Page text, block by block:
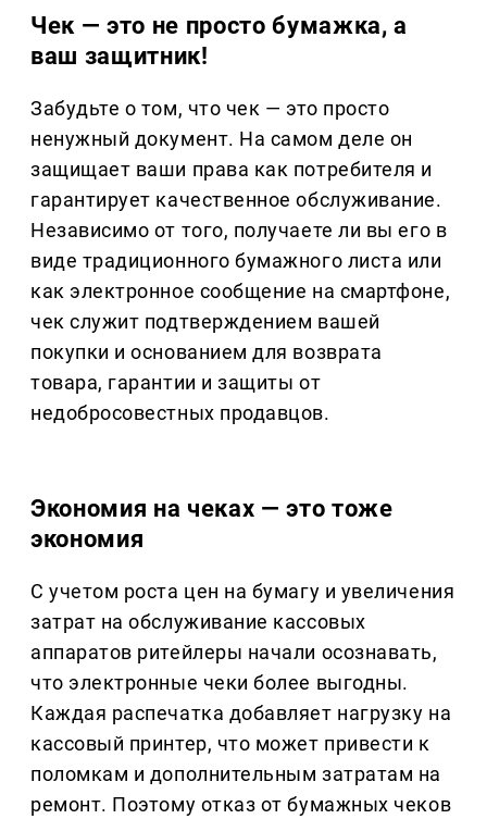
Чек — это не просто бумажка, а
ваш защитник!
Забудьте о том, что чек — это просто
ненужный документ. На самом деле он
защищает ваши права как потребителя и
гарантирует качественное обслуживание.
Независимо от того, получаете ли вы его в
виде традиционного бумажного листа или
как электронное сообщение на смартфоне,
чек служит подтверждением вашей
покупки и основанием для возврата
товара, гарантии и защиты от
недобросовестных продавцов.
Экономия на чеках — это тоже
экономия
С учетом роста цен на бумагу и увеличения
затрат на обслуживание кассовых
аппаратов ритейлеры начали осознавать,
что электронные чеки более выгодны.
Каждая распечатка добавляет нагрузку на
кассовый принтер, что может привести к
поломкам и дополнительным затратам на
ремонт. Поэтому отказ от бумажных чеков